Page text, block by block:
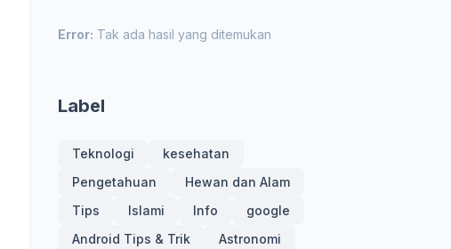
Error: Tak ada hasil yang ditemukan
Label
Teknologi
kesehatan
Pengetahuan
Hewan dan Alam
Tips
Islami Info
google
Android Tips & Trik
Astronomi